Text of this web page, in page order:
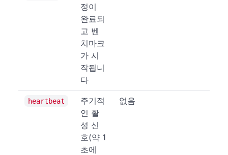
정이
완료되
고 벤
치마크
가 시
작됩니
다
heartbeat
주기적
인 활
성 신
호(약 1
초에
없음